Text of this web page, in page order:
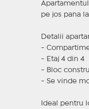
pe jos pana
Detalii
-
- Etaj 4 din 4
- Bloc
- Se vinde
Ideal pentru